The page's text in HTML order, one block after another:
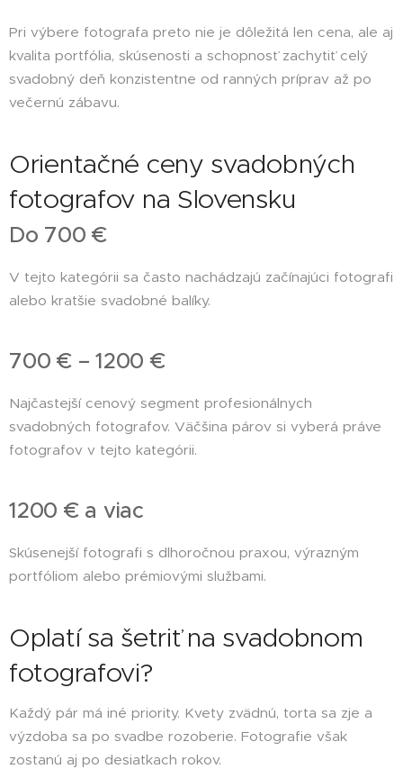
Pri výbere fotografa preto nie je dôležitá len cena, ale aj
kvalita portfólia, skúsenosti a schopnosť zachytiť celý
svadobný deň konzistentne od ranných príprav až po
večernú zábavu.
Orientačné ceny svadobných
fotografov na Slovensku
Do 700 €
V tejto kategórii sa často nachádzajú začínajúci fotografi
alebo kratšie svadobné balíky.
700 € – 1200 €
Najčastejší cenový segment profesionálnych
svadobných fotografov. Väčšina párov si vyberá práve
fotografov v tejto kategórii.
1200 € a viac
Skúsenejší fotografi s dlhoročnou praxou, výrazným
portfóliom alebo prémiovými službami.
Oplatí sa šetriť na svadobnom
fotografovi?
Každý pár má iné priority. Kvety zvädnú, torta sa zje a
výzdoba sa po svadbe rozoberie. Fotografie však
zostanú aj po desiatkach rokov.